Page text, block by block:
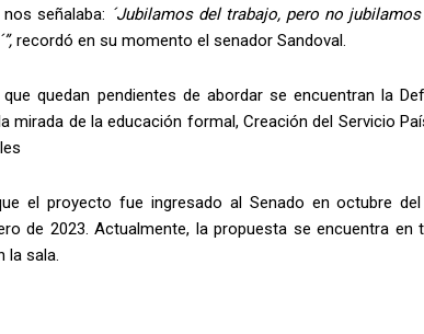
señalaba: ´Jubilamos del trabajo, pero no
recordó en su momento el senador Sandoval.
quedan pendientes de abordar se encuentran la
mirada de la educación formal, Creación del Servicio
el proyecto fue ingresado al Senado en octubre
de 2023. Actualmente, la propuesta se encuentra
la sala.